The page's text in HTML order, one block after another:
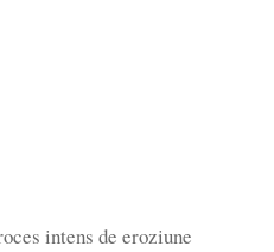
intens de eroziune